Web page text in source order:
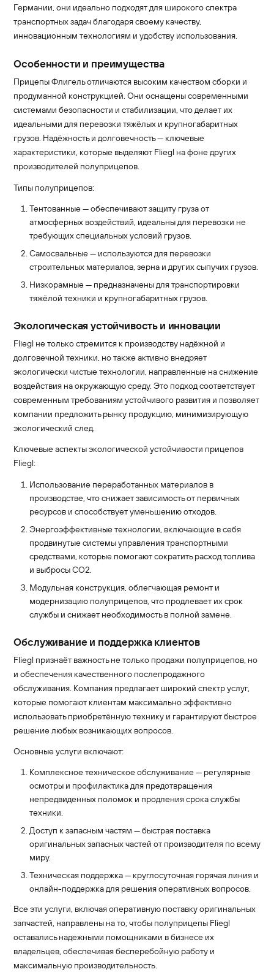
Германии, они идеально подходят для широкого спектра
транспортных задач благодаря своему качеству,
инновационным технологиям и удобству использования.
Особенности и преимущества
Прицепы Флигель отличаются высоким качеством сборки и
продуманной конструкцией. Они оснащены современными
системами безопасности и стабилизации, что делает их
идеальными для перевозки тяжёлых и крупногабаритных
грузов. Надёжность и долговечность — ключевые
характеристики, которые выделяют Fliegl на фоне других
производителей полуприцепов.
Типы полуприцепов:
Тентованные — обеспечивают защиту груза от
атмосферных воздействий, идеальны для перевозки не
требующих специальных условий грузов.
Самосвальные — используются для перевозки
строительных материалов, зерна и других сыпучих грузов.
Низкорамные — предназначены для транспортировки
тяжёлой техники и крупногабаритных грузов.
Экологическая устойчивость и инновации
Fliegl не только стремится к производству надёжной и
долговечной техники, но также активно внедряет
экологически чистые технологии, направленные на снижение
воздействия на окружающую среду. Это подход соответствует
современным требованиям устойчивого развития и позволяет
компании предложить рынку продукцию, минимизирующую
экологический след.
Ключевые аспекты экологической устойчивости прицепов
Fliegl:
Использование переработанных материалов в
производстве, что снижает зависимость от первичных
ресурсов и способствует уменьшению отходов.
Энергоэффективные технологии, включающие в себя
продвинутые системы управления транспортными
средствами, которые помогают сократить расход топлива
и выбросы CO2.
Модульная конструкция, облегчающая ремонт и
модернизацию полуприцепов, что продлевает их срок
службы и снижает необходимость в полной замене.
Обслуживание и поддержка клиентов
Fliegl признаёт важность не только продажи полуприцепов, но
и обеспечения качественного послепродажного
обслуживания. Компания предлагает широкий спектр услуг,
которые помогают клиентам максимально эффективно
использовать приобретённую технику и гарантируют быстрое
решение любых возникающих вопросов.
Основные услуги включают:
Комплексное техническое обслуживание — регулярные
осмотры и профилактика для предотвращения
непредвиденных поломок и продления срока службы
техники.
Доступ к запасным частям — быстрая поставка
оригинальных запасных частей от производителя по всему
миру.
Техническая поддержка — круглосуточная горячая линия и
онлайн-поддержка для решения оперативных вопросов.
Все эти услуги, включая оперативную поставку оригинальных
запчастей, направлены на то, чтобы полуприцепы Fliegl
оставались надежными помощниками в бизнесе их
владельцев, обеспечивая бесперебойную работу и
максимальную производительность.